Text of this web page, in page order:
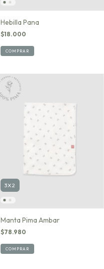
Hebilla Pana
$18.000
COMPRAR
3X2
Manta Pima Ambar
$78.980
COMPRAR